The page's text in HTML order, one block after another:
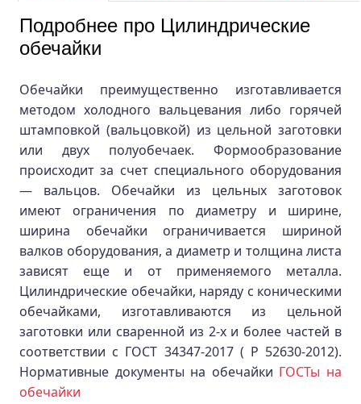
Подробнее про Цилиндрические
обечайки
Обечайки преимущественно изготавливается
методом холодного вальцевания либо горячей
штамповкой (вальцовкой) из цельной заготовки
или двух полуобечаек. Формообразование
происходит за счет специального оборудования
— вальцов. Обечайки из цельных заготовок
имеют ограничения по диаметру и ширине,
ширина обечайки ограничивается шириной
валков оборудования, а диаметр и толщина листа
зависят еще и от применяемого металла.
Цилиндрические обечайки, наряду с коническими
обечайками, изготавливаются из цельной
заготовки или сваренной из 2-х и более частей в
соответствии с ГОСТ 34347-2017 ( Р 52630-2012).
Нормативные документы на обечайки ГОСТы на
обечайки